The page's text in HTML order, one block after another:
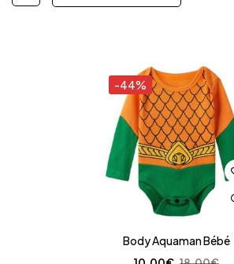
-44%
Body Aquaman Bébé